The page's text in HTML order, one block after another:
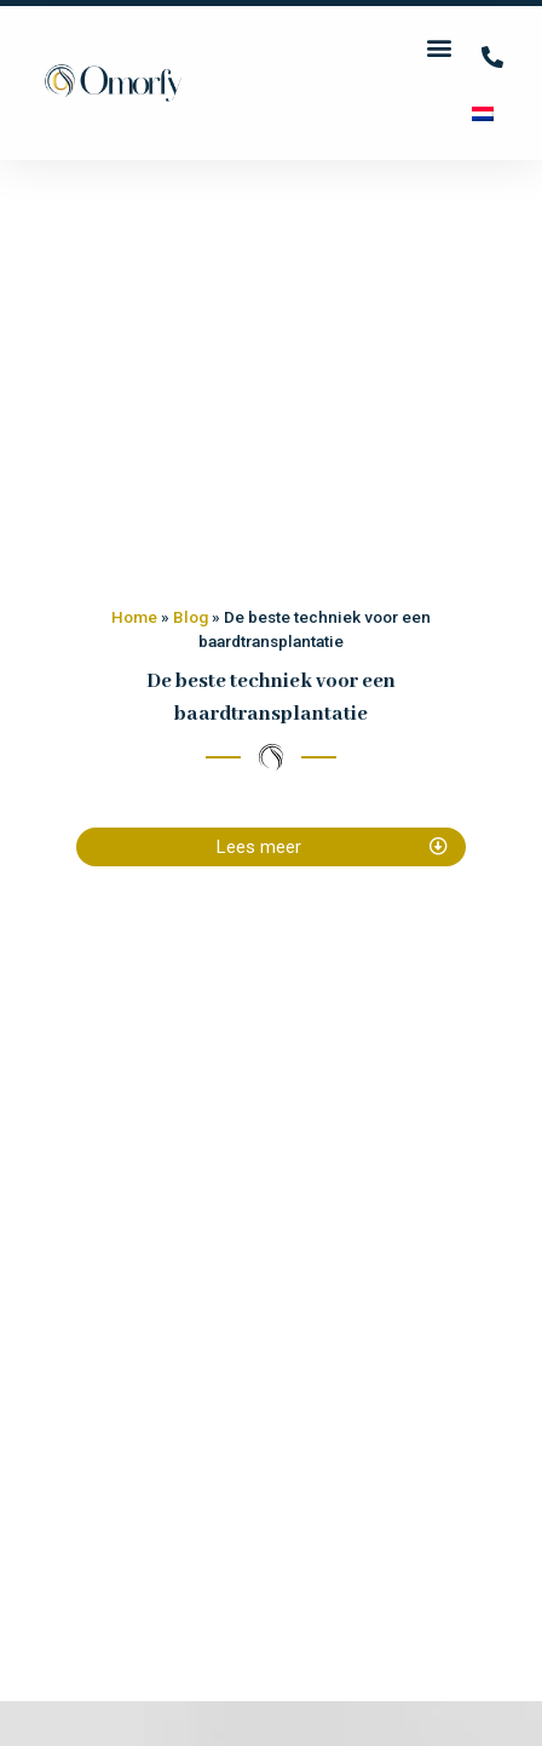
Home» Blog» De beste techniek voor een
baardtransplantatie
De beste techniek voor een
baardtransplantatie
Lees meer